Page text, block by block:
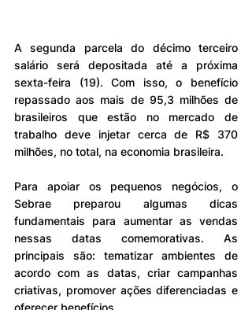
A segunda parcela do décimo terceiro
salário será depositada até a próxima
sexta-feira (19). Com isso, o benefício
repassado aos mais de 95,3 milhões de
brasileiros que estão no mercado de
trabalho deve injetar cerca de R$ 370
milhões, no total, na economia brasileira.
Para apoiar os pequenos negócios, o
Sebrae preparou algumas dicas
fundamentais para aumentar as vendas
nessas datas comemorativas. As
principais são: tematizar ambientes de
acordo com as datas, criar campanhas
criativas, promover ações diferenciadas e